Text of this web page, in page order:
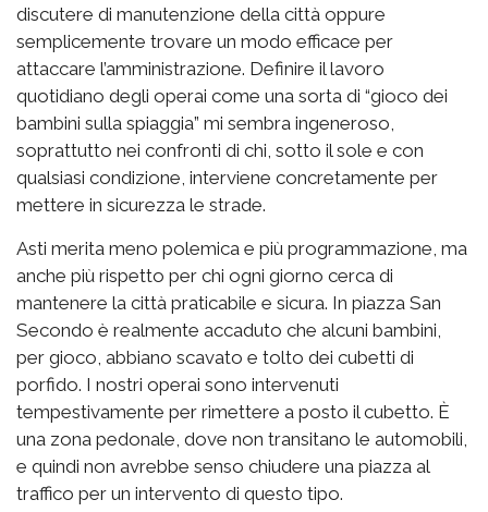
discutere di manutenzione della città oppure
semplicemente trovare un modo efficace per
attaccare l’amministrazione. Definire il lavoro
quotidiano degli operai come una sorta di “gioco dei
bambini sulla spiaggia” mi sembra ingeneroso,
soprattutto nei confronti di chi, sotto il sole e con
qualsiasi condizione, interviene concretamente per
mettere in sicurezza le strade.
Asti merita meno polemica e più programmazione, ma
anche più rispetto per chi ogni giorno cerca di
mantenere la città praticabile e sicura. In piazza San
Secondo è realmente accaduto che alcuni bambini,
per gioco, abbiano scavato e tolto dei cubetti di
porfido. I nostri operai sono intervenuti
tempestivamente per rimettere a posto il cubetto. È
una zona pedonale, dove non transitano le automobili,
e quindi non avrebbe senso chiudere una piazza al
traffico per un intervento di questo tipo.